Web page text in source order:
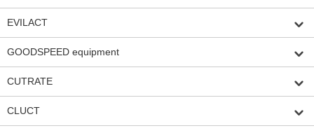
EVILACT
GOODSPEED equipment
CUTRATE
CLUCT